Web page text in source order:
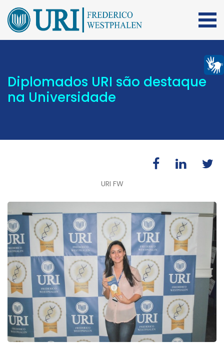
Diplomados URI são destaque
na Universidade
URI FW